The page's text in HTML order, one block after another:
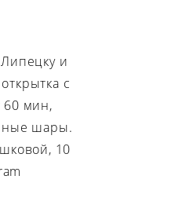
и
с
60 мин,
шары.
10